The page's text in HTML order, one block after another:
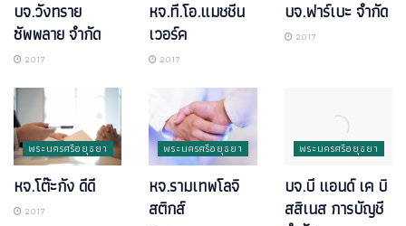
บจ.วังทราย
ซัพพลาย จำกัด
2017
หจ.ที.โอ.แมชชีน
เวอร์ค
2017
บจ.ฟาร์เบะ จำกัด
2017
พระนครศรีอยุธยา
หจ.โต๊ะกัง ดีดี
2017
พระนครศรีอยุธยา
หจ.รามเทพโลจิ
สติกส์
พระนครศรีอยุธยา
บจ.บี แอนด์ เค บิ
สสิเนส การบัญชี